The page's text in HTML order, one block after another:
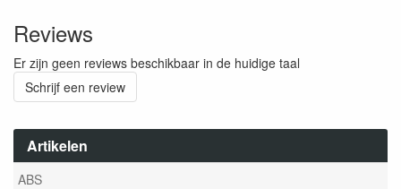
Artikelen
ABS
Reviews
Er zijn geen reviews beschikbaar in de huidige taal
Schrijf een review